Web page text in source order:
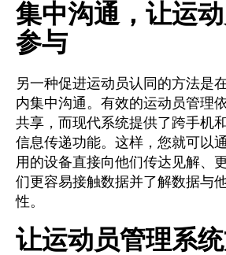
集中沟通，让运
参与
另一种促进运动员认同的方法是
内集中沟通。有效的运动员管理
共享，而现代系统提供了跨手机
信息传递功能。这样，您就可以
用的设备直接向他们传达见解、
们更容易接触数据并了解数据与
性。
让运动员管理系